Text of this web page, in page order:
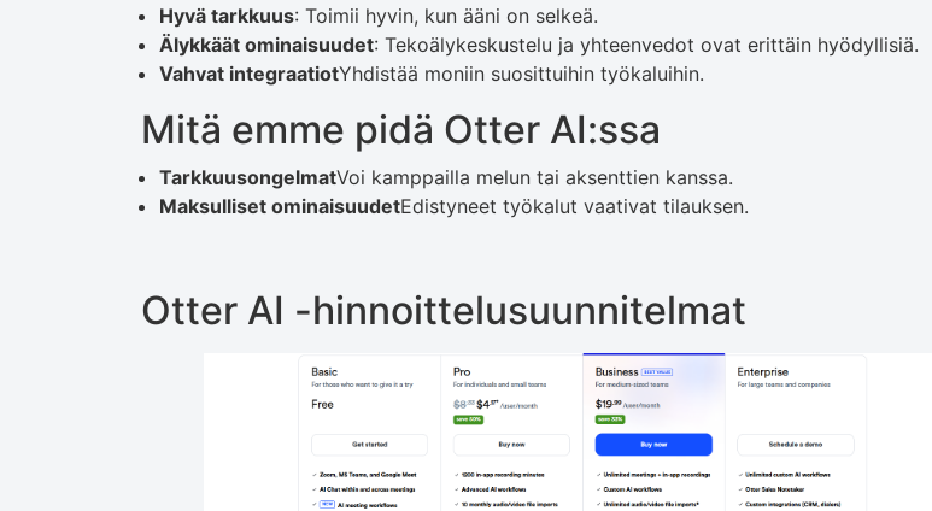
Hyvä tarkkuus: Toimii hyvin, kun ääni on selkeä.
Älykkäät ominaisuudet: Tekoälykeskustelu ja yhteenvedot ovat erittäin hyödyllisiä.
Vahvat integraatiotYhdistää moniin suosittuihin työkaluihin.
Mitä emme pidä Otter AI:ssa
TarkkuusongelmatVoi kamppailla melun tai aksenttien kanssa.
Maksulliset ominaisuudetEdistyneet työkalut vaativat tilauksen.
Otter AI -hinnoittelusuunnitelmat